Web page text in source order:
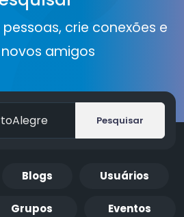
crie conexões e
amigos
Pesquisar
Blogs Usuários
Grupos Eventos